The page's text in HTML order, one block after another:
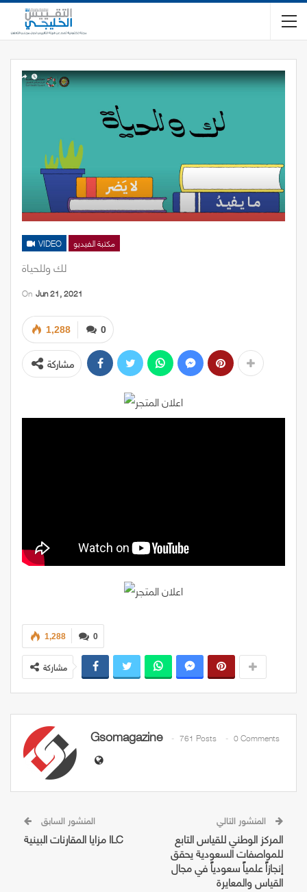
VIDEO مكتبة الفيديو
لك وللحياة
On Jun 21, 2021
0
1,288
مشاركة
0
1,288
مشاركة
Gsomagazine 761 Posts 0 Comments
المنشور السابق
مزايا المقارنات البينية ILC المركز الوطني للقياس التابع
للمواصفات السعودية يحقق
إنجازاً علمياً سعودياً في مجال
القياس والمعايرة